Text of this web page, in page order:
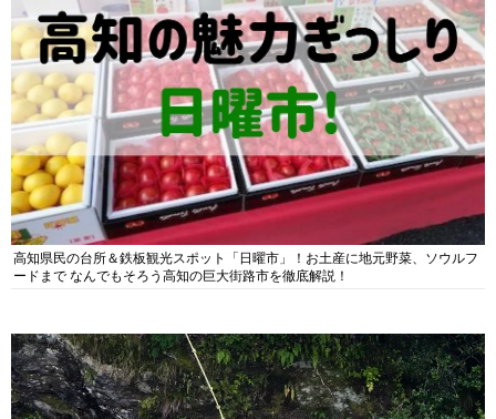
高知県民の台所＆鉄板観光スポット「日曜市」！お土産に地元野菜、ソウルフ
ードまで なんでもそろう高知の巨大街路市を徹底解説！